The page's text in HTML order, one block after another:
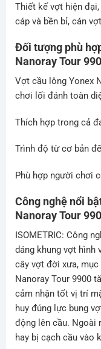
Thiết kế vợt hiện
cáp và bền bỉ, cán
Đối tượng phù
Nanoray Tour
Vợt cầu lông Yonex
chơi lối đánh toàn
Thích hợp trong cả
Trình độ từ cơ bản
Phù hợp người chơi
Công nghệ nổi
Nanoray Tour
ISOMETRIC: Công
dáng khung vợt hình
cây vợt đời xưa,
Nanoray Tour 9900
cảm nhận tốt vị trí
huy đúng lực bung
động lên cầu. Ngoài
hay bị cạch cầu vào